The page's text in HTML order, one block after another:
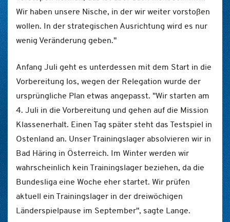
Wir haben unsere Nische, in der wir weiter vorstoßen
wollen. In der strategischen Ausrichtung wird es nur
wenig Veränderung geben."
Anfang Juli geht es unterdessen mit dem Start in die
Vorbereitung los, wegen der Relegation wurde der
ursprüngliche Plan etwas angepasst. "Wir starten am
4. Juli in die Vorbereitung und gehen auf die Mission
Klassenerhalt. Einen Tag später steht das Testspiel in
Ostenland an. Unser Trainingslager absolvieren wir in
Bad Häring in Österreich. Im Winter werden wir
wahrscheinlich kein Trainingslager beziehen, da die
Bundesliga eine Woche eher startet. Wir prüfen
aktuell ein Trainingslager in der dreiwöchigen
Länderspielpause im September", sagte Lange.